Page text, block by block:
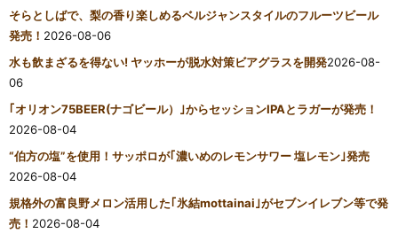
そらとしばで、梨の香り楽しめるベルジャンスタイルのフルーツビール
発売！ 2026-08-06
水も飲まざるを得ない! ヤッホーが脱水対策ビアグラスを開発2026-08-
06
｢オリオン75BEER(ナゴビール）｣からセッションIPAとラガーが発売！
2026-08-04
“伯方の塩”を使用！サッポロが｢濃いめのレモンサワー 塩レモン｣発売
2026-08-04
規格外の富良野メロン活用した｢氷結mottainai｣がセブンイレブン等で発
売！ 2026-08-04